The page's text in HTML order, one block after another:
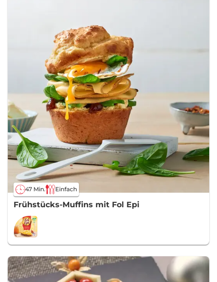
47 Min. Einfach
Frühstücks-Muffins mit Fol Epi